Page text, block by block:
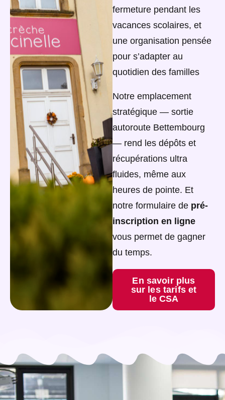
fermeture pendant les
vacances scolaires, et
une organisation pensée
pour s’adapter au
quotidien des familles
Notre emplacement
stratégique — sortie
autoroute Bettembourg
— rend les dépôts et
récupérations ultra
fluides, même aux
heures de pointe. Et
notre formulaire de pré-
inscription en ligne
vous permet de gagner
du temps.
En savoir plus
sur les tarifs et
le CSA